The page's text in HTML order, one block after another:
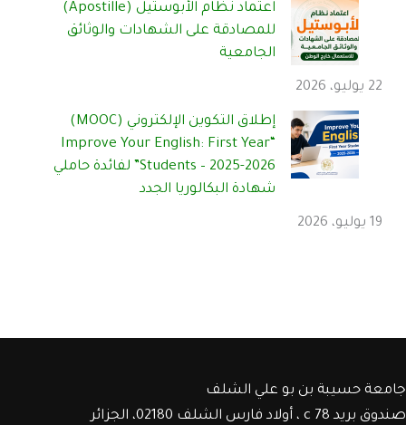
اعتماد نظام الأبوستيل (Apostille)
للمصادقة على الشهادات والوثائق
الجامعية
22 يوليو، 2026
إطلاق التكوين الإلكتروني (MOOC)
“Improve Your English: First Year
Students – 2025-2026” لفائدة حاملي
شهادة البكالوريا الجدد
19 يوليو، 2026
جامعة حسيبة بن بو علي الشلف
صندوق بريد c 78 ، أولاد فارس الشلف 02180، الجزائر